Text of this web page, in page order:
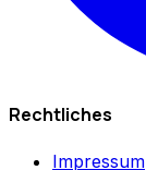
Rechtliches
Impressum